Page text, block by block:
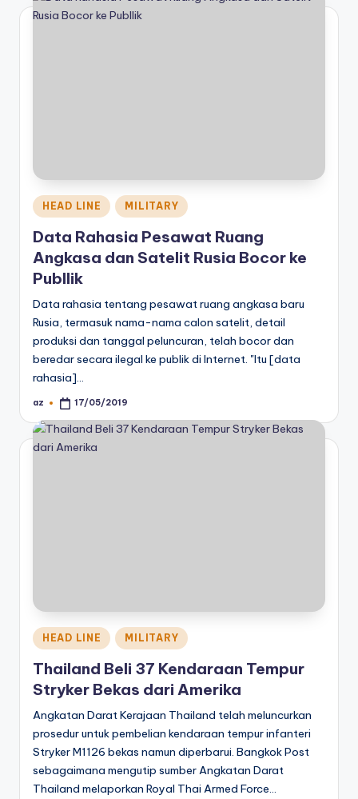
Posted
in
HEAD LINE MILITARY
Data Rahasia Pesawat Ruang
Angkasa dan Satelit Rusia Bocor ke
Publlik
Data rahasia tentang pesawat ruang angkasa baru
Rusia, termasuk nama-nama calon satelit, detail
produksi dan tanggal peluncuran, telah bocor dan
beredar secara ilegal ke publik di Internet. "Itu [data
rahasia]…
Posted
az 17/05/2019
Posted
in
HEAD LINE MILITARY
Thailand Beli 37 Kendaraan Tempur
Stryker Bekas dari Amerika
Angkatan Darat Kerajaan Thailand telah meluncurkan
prosedur untuk pembelian kendaraan tempur infanteri
Stryker M1126 bekas namun diperbarui. Bangkok Post
sebagaimana mengutip sumber Angkatan Darat
Thailand melaporkan Royal Thai Armed Force…